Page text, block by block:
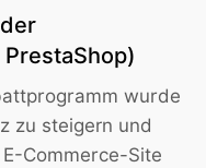
wurde
zu steigern und
Commerce-Site